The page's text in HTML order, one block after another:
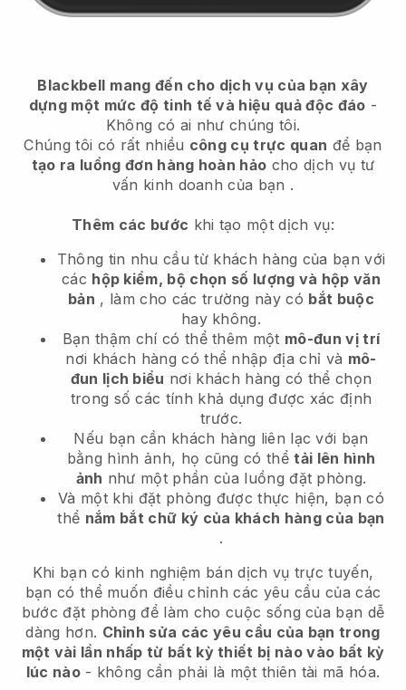
Blackbell mang đến cho dịch vụ của bạn xây
dựng một mức độ tinh tế và hiệu quả độc đáo -
Không có ai như chúng tôi.
Chúng tôi có rất nhiều công cụ trực quan để bạn
tạo ra luồng đơn hàng hoàn hảo cho dịch vụ tư
vấn kinh doanh của bạn .
Thêm các bước khi tạo một dịch vụ:
Thông tin nhu cầu từ khách hàng của bạn với
các hộp kiểm, bộ chọn số lượng và hộp văn
bản , làm cho các trường này có bắt buộc
hay không.
Bạn thậm chí có thể thêm một mô-đun vị trí
nơi khách hàng có thể nhập địa chỉ và mô-
đun lịch biểu nơi khách hàng có thể chọn
trong số các tính khả dụng được xác định
trước.
Nếu bạn cần khách hàng liên lạc với bạn
bằng hình ảnh, họ cũng có thểtải lên hình
ảnh như một phần của luồng đặt phòng.
Và một khi đặt phòng được thực hiện, bạn có
thể nắm bắt chữ ký của khách hàng của bạn
.
Khi bạn có kinh nghiệm bán dịch vụ trực tuyến,
bạn có thể muốn điều chỉnh các yêu cầu của các
bước đặt phòng để làm cho cuộc sống của bạn dễ
dàng hơn. Chỉnh sửa các yêu cầu của bạn trong
một vài lần nhấp từ bất kỳ thiết bị nào vào bất kỳ
lúc nào- không cần phải là một thiên tài mã hóa.